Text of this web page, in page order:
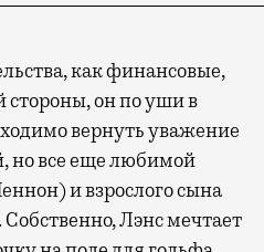
часто берет
но и ноутбук.
превращается
в возможность
спланировать
например
и рестораны.
как финансовые,
стороны, он по уши в
вернуть уважение
но все еще любимой
и взрослого сына
Лэнс мечтает